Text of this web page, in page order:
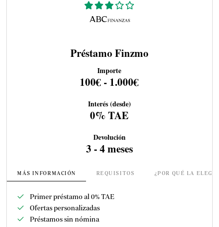
Préstamo Finzmo
Importe
100€ - 1.000€
Interés (desde)
0% TAE
Devolución
3 - 4 meses
MÁS INFORMACIÓN REQUISITOS ¿POR QUÉ LA
Primer préstamo al 0% TAE
Ofertas personalizadas
Préstamos sin nómina